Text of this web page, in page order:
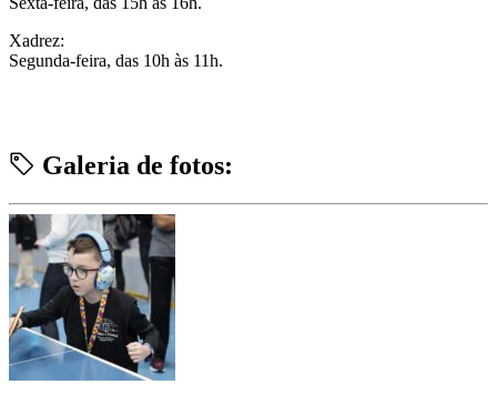
Xadrez:
Segunda-feira, das 10h às 11h.
Galeria de fotos: